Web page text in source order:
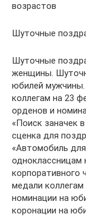
возрастов
Шуточные
Шуточные
женщины.
юбилей
коллегам на 23
орденов и
«Поиск заначек
сценка для
«Автомобиль
одноклассницам
корпоративного
медали
номинации на
коронации на